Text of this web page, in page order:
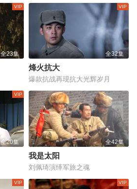
全23集 全32集
烽火抗大
爆款抗战再现抗大光辉岁月
全20集 全42集
我是太阳
刘佩琦演绎军旅之魂